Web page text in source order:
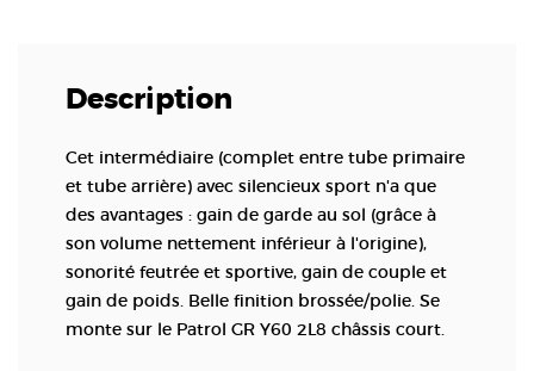
Description
Cet intermédiaire (complet entre tube primaire
et tube arrière) avec silencieux sport n'a que
des avantages : gain de garde au sol (grâce à
son volume nettement inférieur à l'origine),
sonorité feutrée et sportive, gain de couple et
gain de poids. Belle finition brossée/polie. Se
monte sur le Patrol GR Y60 2L8 châssis court.